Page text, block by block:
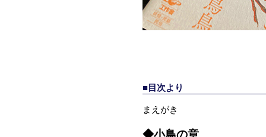
■目次より
まえがき
◆小鳥の章